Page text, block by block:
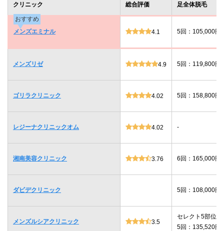
クリニック 総合評価 足全体脱毛
おすすめ
メンズエミナル
4.1 5回：105,000円
メンズリゼ 4.9 5回：119,800円
ゴリラクリニック 4.02 5回：158,800円
レジーナクリニックオム 4.02 -
湘南美容クリニック 3.76 6回：165,000円
ダビデクリニック 5回：108,000円
メンズルシアクリニック 3.5
セレクト5部位
5回：135,520